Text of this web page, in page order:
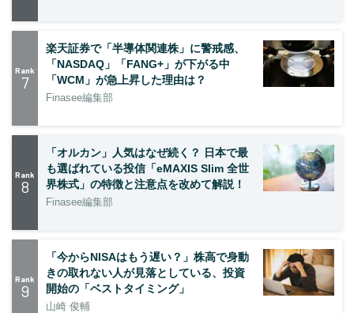
Rank
7
楽天証券で「半導体関連株」に警戒感、
「NASDAQ」「FANG+」が下がる中
「WCM」が急上昇した理由は？
Finasee編集部
Rank
8
「オルカン」人気はなぜ続く？ 日本で最
も選ばれている投信「eMAXIS Slim 全世
界株式」の特徴と注意点を改めて解説！
Finasee編集部
Rank
9
「今からNISAはもう遅い？」株高で身動
きの取れない人が見落としている、投資
開始の「ベストタイミング」
山崎 俊輔